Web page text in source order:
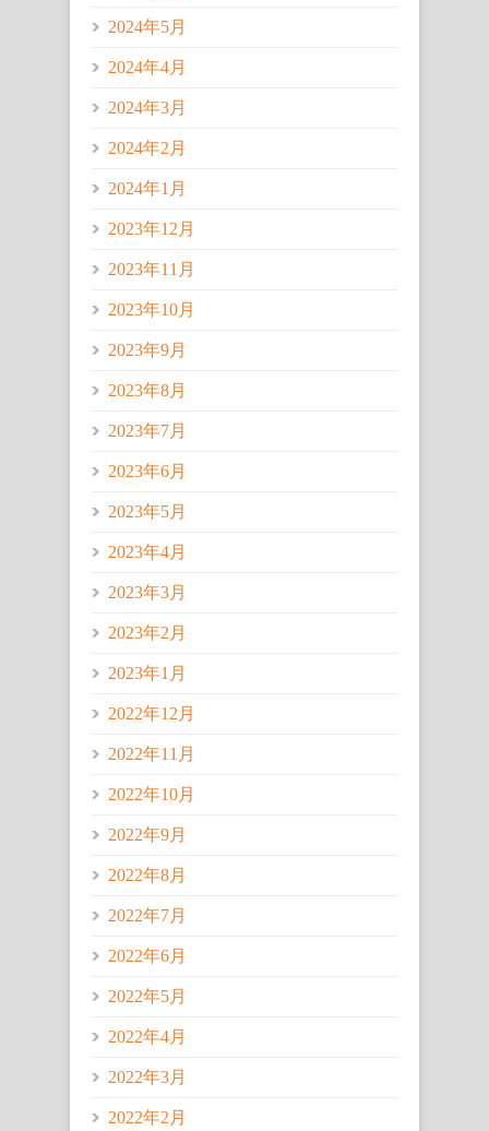
2024年5月
2024年4月
2024年3月
2024年2月
2024年1月
2023年12月
2023年11月
2023年10月
2023年9月
2023年8月
2023年7月
2023年6月
2023年5月
2023年4月
2023年3月
2023年2月
2023年1月
2022年12月
2022年11月
2022年10月
2022年9月
2022年8月
2022年7月
2022年6月
2022年5月
2022年4月
2022年3月
2022年2月